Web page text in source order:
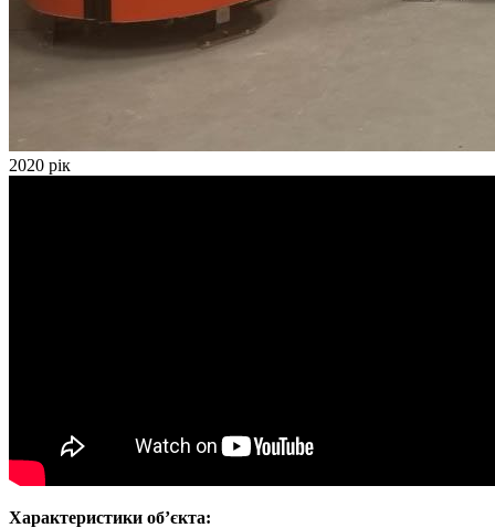
2020 рік
Характеристики об’єкта: